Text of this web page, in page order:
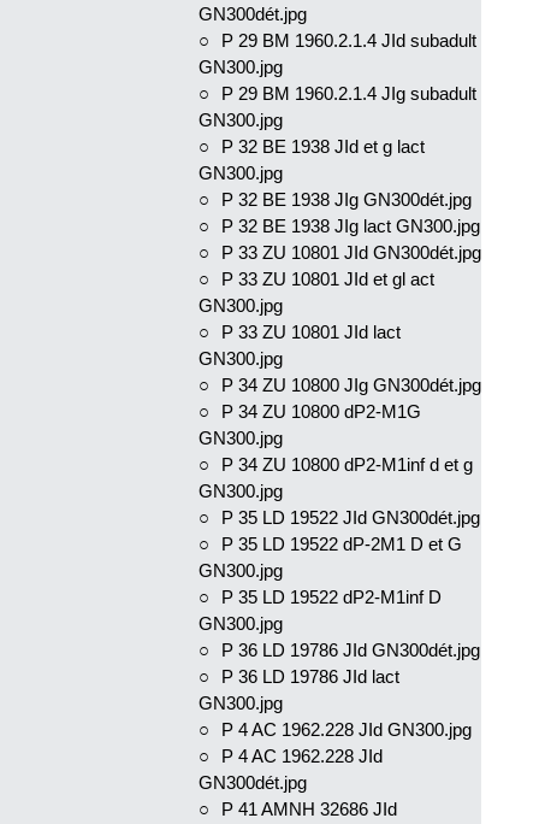
GN300dét.jpg
P 29 BM 1960.2.1.4 JId subadult
GN300.jpg
P 29 BM 1960.2.1.4 JIg subadult
GN300.jpg
P 32 BE 1938 JId et g lact
GN300.jpg
P 32 BE 1938 JIg GN300dét.jpg
P 32 BE 1938 JIg lact GN300.jpg
P 33 ZU 10801 JId GN300dét.jpg
P 33 ZU 10801 JId et gl act
GN300.jpg
P 33 ZU 10801 JId lact
GN300.jpg
P 34 ZU 10800 JIg GN300dét.jpg
P 34 ZU 10800 dP2-M1G
GN300.jpg
P 34 ZU 10800 dP2-M1inf d et g
GN300.jpg
P 35 LD 19522 JId GN300dét.jpg
P 35 LD 19522 dP-2M1 D et G
GN300.jpg
P 35 LD 19522 dP2-M1inf D
GN300.jpg
P 36 LD 19786 JId GN300dét.jpg
P 36 LD 19786 JId lact
GN300.jpg
P 4 AC 1962.228 JId GN300.jpg
P 4 AC 1962.228 JId
GN300dét.jpg
P 41 AMNH 32686 JId